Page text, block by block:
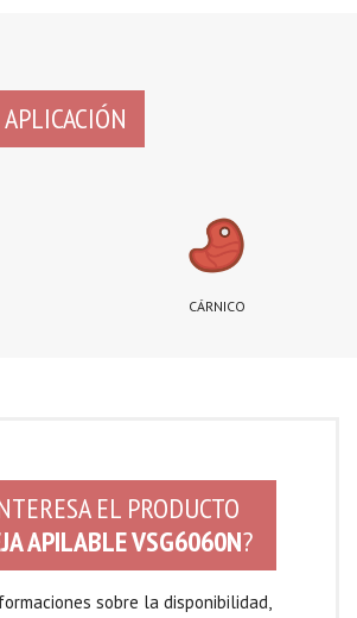
CÁRNICO
EL PRODUCTO
APILABLE VSG6060N?
sobre la disponibilidad,